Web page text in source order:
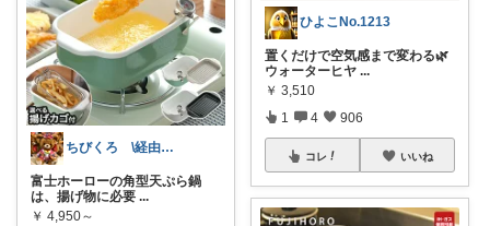
ちびくろ \経由購入ありがとうござます/
富士ホーローの角型天ぷら鍋
は、揚げ物に必要 ...
￥ 4,950～
ひよこNo.1213
置くだけで空気感まで変わる🌿
ウォーターヒヤ ...
￥ 3,510
1 4 906
コレ いいね